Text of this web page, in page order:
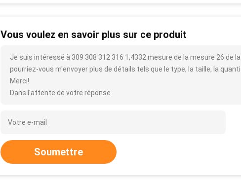
Vous voulez en savoir plus sur ce produit
Je suis intéressé à 309 308 312 316 1,4332 mesure de la mesure 26 de
pourriez-vous m'envoyer plus de détails tels que le type, la taille, la
Merci!
Dans l'attente de votre réponse.
Soumettre